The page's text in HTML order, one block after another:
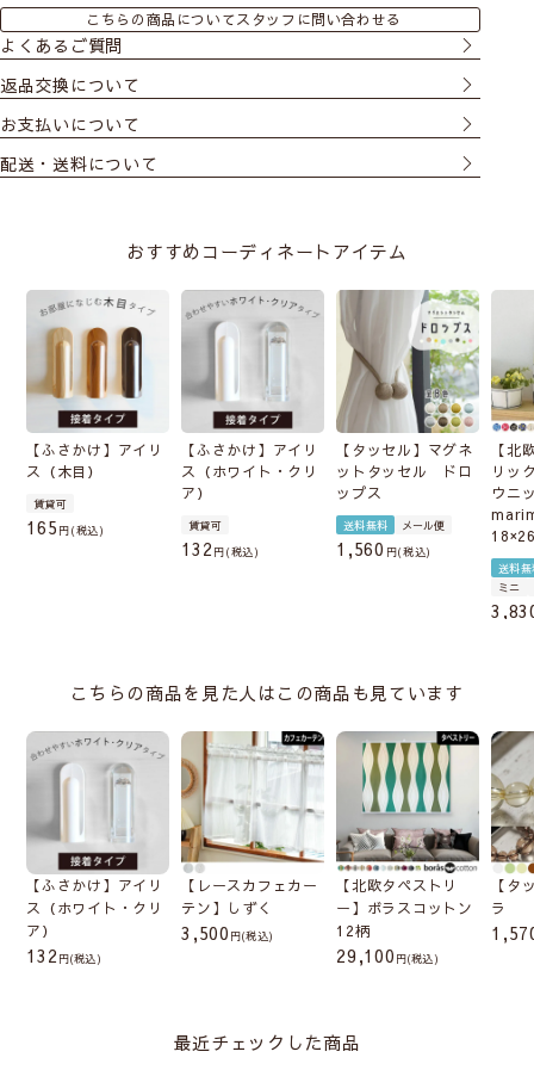
こちらの商品についてスタッフに問い合わせる
よくあるご質問
返品交換について
お支払いについて
配送・送料について
おすすめコーディネートアイテム
【ふさかけ】アイリ
ス（木目）
賃貸可
165 税込
【ふさかけ】アイリ
ス（ホワイト・クリ
ア）
賃貸可
132 税込
【タッセル】マグネ
ットタッセル ドロ
ップス
送料無料 メール便
1,560 税込
【北
リッ
ウニ
送料無
ミニ
こちらの商品を見た人はこの商品も見ています
【ふさかけ】アイリ
ス（ホワイト・クリ
ア）
132 (税込)
【レースカフェカー
テン】しずく
3,500 (税込)
【北欧タペストリ
ー】ボラスコットン
12柄
29,100 (税込)
【タ
ラ
最近チェックした商品